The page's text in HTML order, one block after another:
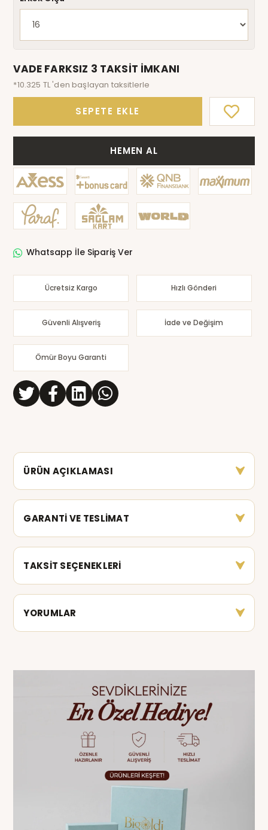
VADE FARKSIZ 3 TAKSİT İMKANI
*10.325 TL 'den başlayan taksitlerle
SEPETE EKLE
HEMEN AL
Whatsapp İle Sipariş Ver
Ücretsiz Kargo Hızlı Gönderi
Güvenli Alışveriş İade ve Değişim
Ömür Boyu Garanti
ÜRÜN AÇIKLAMASI
GARANTİ VE TESLİMAT
TAKSİT SEÇENEKLERİ
YORUMLAR